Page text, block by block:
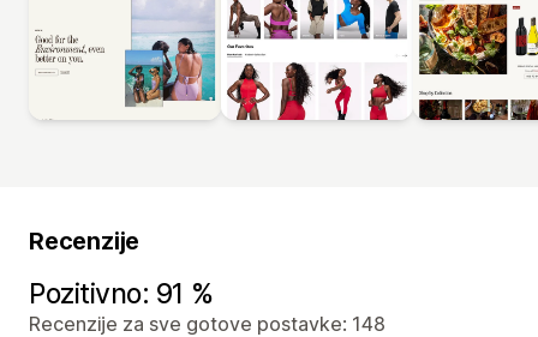
Recenzije
Pozitivno: 91 %
Recenzije za sve gotove postavke: 148